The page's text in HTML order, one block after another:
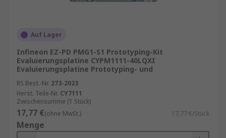
Auf Lager
Infineon EZ-PD PMG1-S1 Prototyping-Kit
Evaluierungsplatine CYPM1111-40LQXI
Evaluierungsplatine Prototyping- und
RS Best.-Nr. 273-2023
Herst. Teile-Nr. CY7111
Zwischensumme (1 Stück)
17,77 €(ohne MwSt.) 17,77 €/Stück
Menge